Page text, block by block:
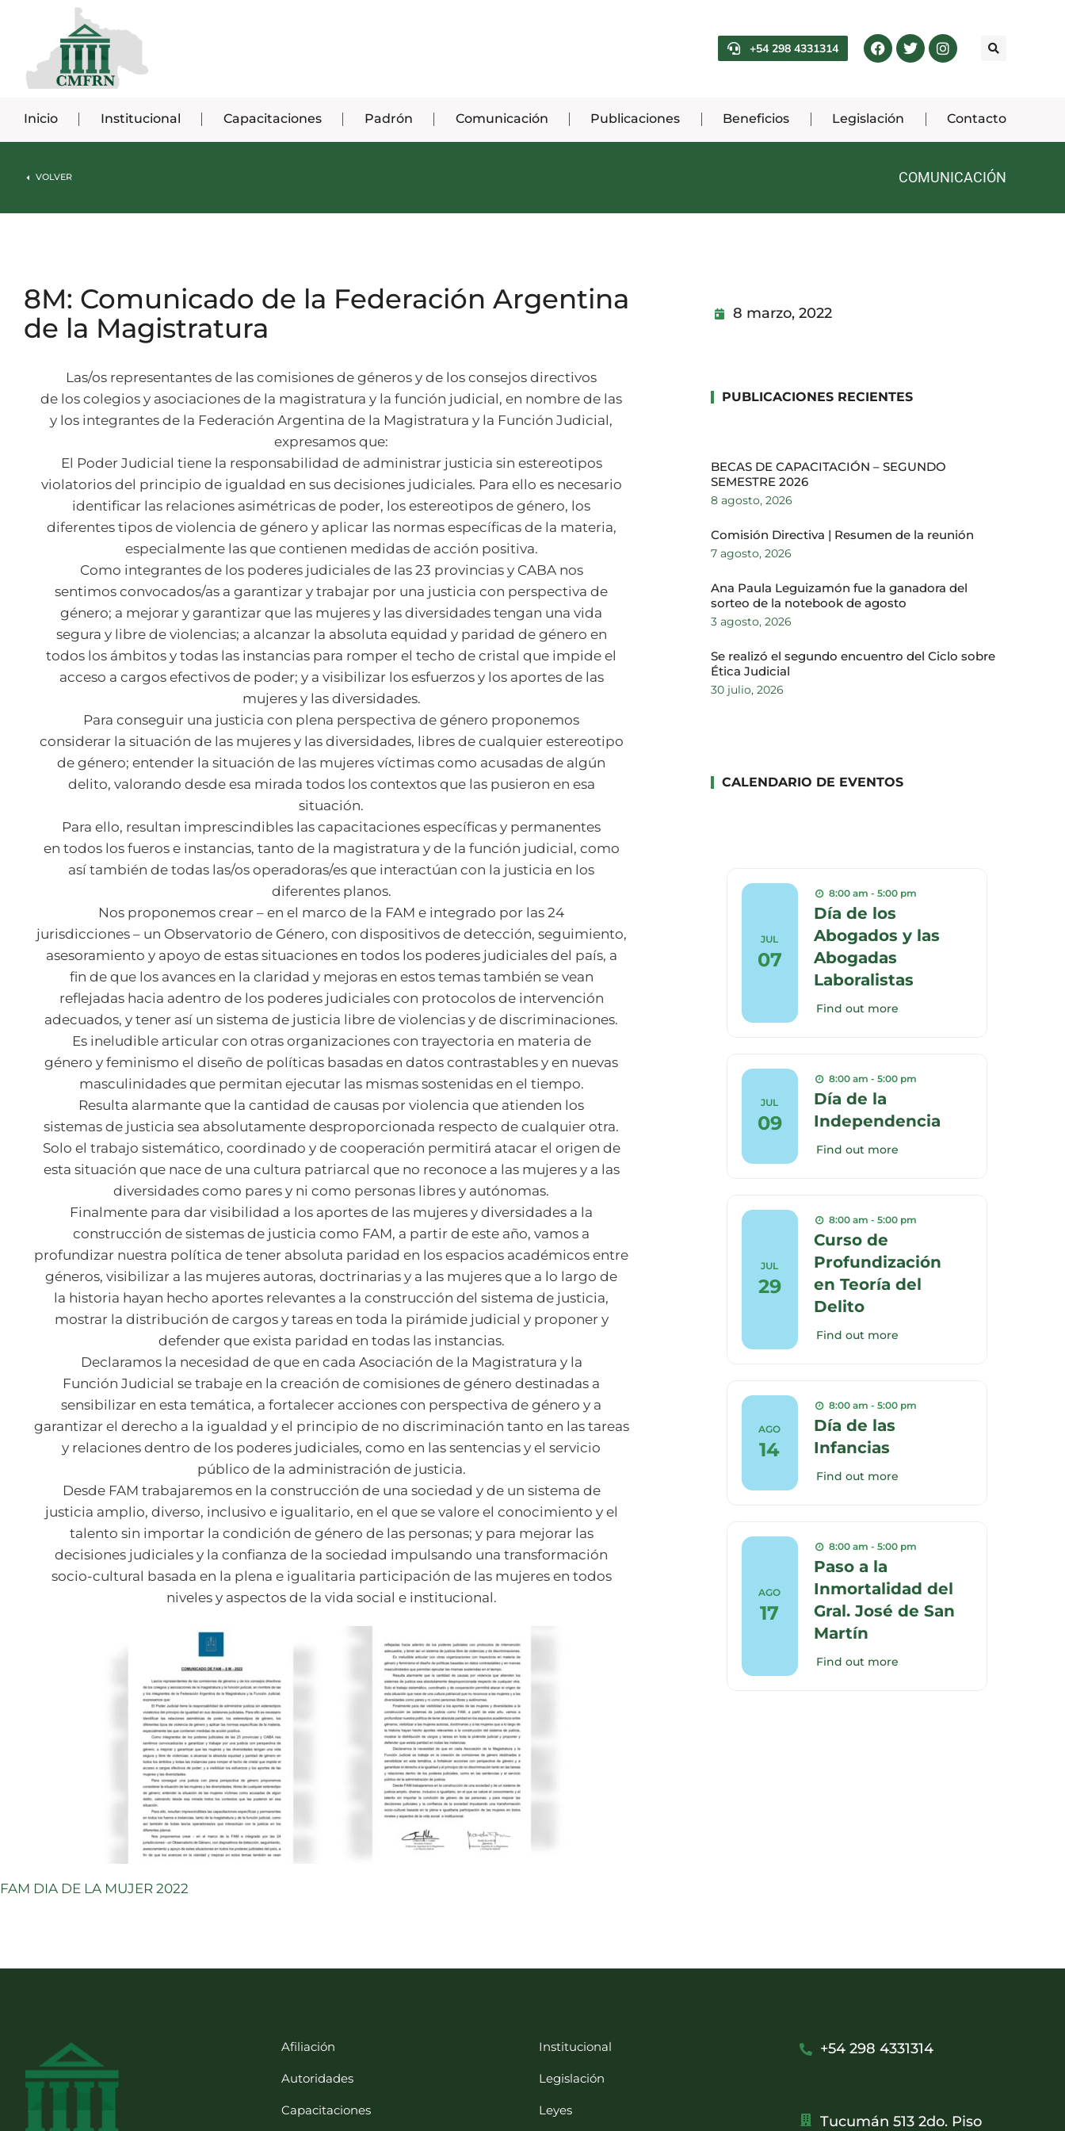
+54 298 4331314
Inicio Institucional Capacitaciones Padrón Comunicación Publicaciones Beneficios Legislación Contacto
VOLVER COMUNICACIÓN
8M: Comunicado de la Federación Argentina
de la Magistratura
8 marzo, 2022
Las/os representantes de las comisiones de géneros y de los consejos directivos
de los colegios y asociaciones de la magistratura y la función judicial, en nombre de las
y los integrantes de la Federación Argentina de la Magistratura y la Función Judicial,
expresamos que:
El Poder Judicial tiene la responsabilidad de administrar justicia sin estereotipos
violatorios del principio de igualdad en sus decisiones judiciales. Para ello es necesario
identificar las relaciones asimétricas de poder, los estereotipos de género, los
diferentes tipos de violencia de género y aplicar las normas específicas de la materia,
especialmente las que contienen medidas de acción positiva.
Como integrantes de los poderes judiciales de las 23 provincias y CABA nos
sentimos convocados/as a garantizar y trabajar por una justicia con perspectiva de
género; a mejorar y garantizar que las mujeres y las diversidades tengan una vida
segura y libre de violencias; a alcanzar la absoluta equidad y paridad de género en
todos los ámbitos y todas las instancias para romper el techo de cristal que impide el
acceso a cargos efectivos de poder; y a visibilizar los esfuerzos y los aportes de las
mujeres y las diversidades.
Para conseguir una justicia con plena perspectiva de género proponemos
considerar la situación de las mujeres y las diversidades, libres de cualquier estereotipo
de género; entender la situación de las mujeres víctimas como acusadas de algún
delito, valorando desde esa mirada todos los contextos que las pusieron en esa
situación.
Para ello, resultan imprescindibles las capacitaciones específicas y permanentes
en todos los fueros e instancias, tanto de la magistratura y de la función judicial, como
así también de todas las/os operadoras/es que interactúan con la justicia en los
diferentes planos.
Nos proponemos crear – en el marco de la FAM e integrado por las 24
jurisdicciones – un Observatorio de Género, con dispositivos de detección, seguimiento,
asesoramiento y apoyo de estas situaciones en todos los poderes judiciales del país, a
fin de que los avances en la claridad y mejoras en estos temas también se vean
reflejadas hacia adentro de los poderes judiciales con protocolos de intervención
adecuados, y tener así un sistema de justicia libre de violencias y de discriminaciones.
Es ineludible articular con otras organizaciones con trayectoria en materia de
género y feminismo el diseño de políticas basadas en datos contrastables y en nuevas
masculinidades que permitan ejecutar las mismas sostenidas en el tiempo.
Resulta alarmante que la cantidad de causas por violencia que atienden los
sistemas de justicia sea absolutamente desproporcionada respecto de cualquier otra.
Solo el trabajo sistemático, coordinado y de cooperación permitirá atacar el origen de
esta situación que nace de una cultura patriarcal que no reconoce a las mujeres y a las
diversidades como pares y ni como personas libres y autónomas.
Finalmente para dar visibilidad a los aportes de las mujeres y diversidades a la
construcción de sistemas de justicia como FAM, a partir de este año, vamos a
profundizar nuestra política de tener absoluta paridad en los espacios académicos entre
géneros, visibilizar a las mujeres autoras, doctrinarias y a las mujeres que a lo largo de
la historia hayan hecho aportes relevantes a la construcción del sistema de justicia,
mostrar la distribución de cargos y tareas en toda la pirámide judicial y proponer y
defender que exista paridad en todas las instancias.
Declaramos la necesidad de que en cada Asociación de la Magistratura y la
Función Judicial se trabaje en la creación de comisiones de género destinadas a
sensibilizar en esta temática, a fortalecer acciones con perspectiva de género y a
garantizar el derecho a la igualdad y el principio de no discriminación tanto en las tareas
y relaciones dentro de los poderes judiciales, como en las sentencias y el servicio
público de la administración de justicia.
Desde FAM trabajaremos en la construcción de una sociedad y de un sistema de
justicia amplio, diverso, inclusivo e igualitario, en el que se valore el conocimiento y el
talento sin importar la condición de género de las personas; y para mejorar las
decisiones judiciales y la confianza de la sociedad impulsando una transformación
socio-cultural basada en la plena e igualitaria participación de las mujeres en todos
niveles y aspectos de la vida social e institucional.
FAM DIA DE LA MUJER 2022
PUBLICACIONES RECIENTES
BECAS DE CAPACITACIÓN – SEGUNDO
SEMESTRE 2026
8 agosto, 2026
Comisión Directiva | Resumen de la reunión
7 agosto, 2026
Ana Paula Leguizamón fue la ganadora del
sorteo de la notebook de agosto
3 agosto, 2026
Se realizó el segundo encuentro del Ciclo sobre
Ética Judicial
30 julio, 2026
CALENDARIO DE EVENTOS
JUL
07
8:00 am - 5:00 pm
Día de los
Abogados y las
Abogadas
Laboralistas
Find out more
JUL
09
8:00 am - 5:00 pm
Día de la
Independencia
Find out more
JUL
29
8:00 am - 5:00 pm
Curso de
Profundización
en Teoría del
Delito
Find out more
AGO
14
8:00 am - 5:00 pm
Día de las
Infancias
Find out more
AGO
17
8:00 am - 5:00 pm
Paso a la
Inmortalidad del
Gral. José de San
Martín
Find out more
Afiliación
Autoridades
Capacitaciones
Institucional
Legislación
Leyes
+54 298 4331314
Tucumán 513 2do. Piso